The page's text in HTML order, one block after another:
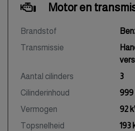
Motor en
Brandstof
Transmissie
Aantal cilinders
3
Cilinderinhoud
999
Vermogen
92
Topsnelheid
193